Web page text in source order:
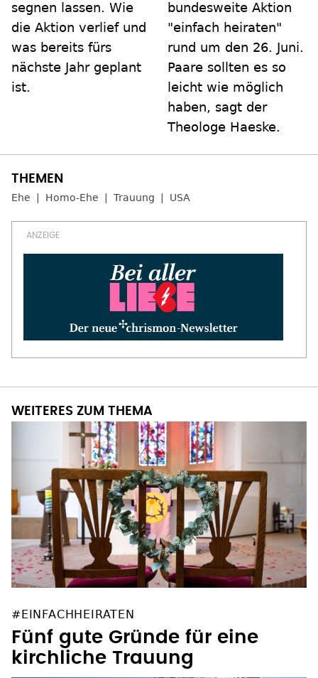
segnen lassen. Wie
die Aktion verlief und
was bereits fürs
nächste Jahr geplant
ist.
bundesweite Aktion
"einfach heiraten"
rund um den 26. Juni.
Paare sollten es so
leicht wie möglich
haben, sagt der
Theologe Haeske.
Ehe Homo-Ehe Trauung USA
WEITERES ZUM THEMA
#EINFACHHEIRATEN
Fünf gute Gründe für eine
kirchliche Trauung